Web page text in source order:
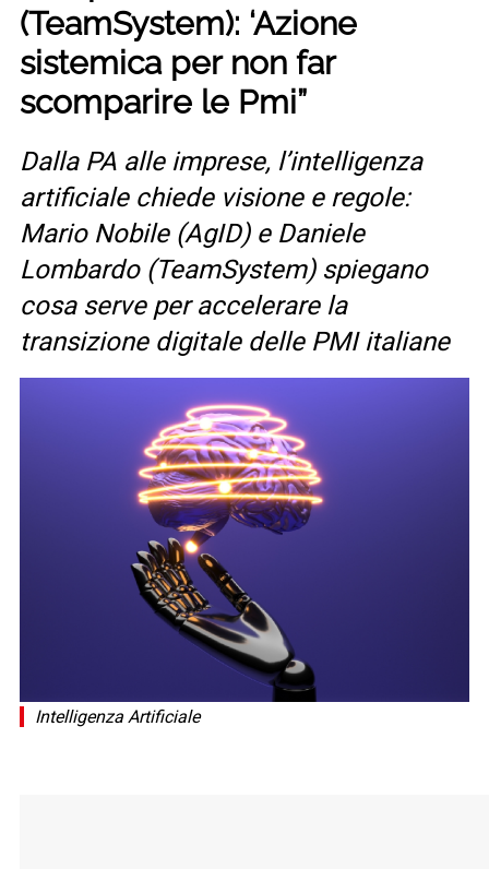
(TeamSystem): ‘Azione
sistemica per non far
scomparire le Pmi”
Dalla PA alle imprese, l’intelligenza
artificiale chiede visione e regole:
Mario Nobile (AgID) e Daniele
Lombardo (TeamSystem) spiegano
cosa serve per accelerare la
transizione digitale delle PMI italiane
Intelligenza Artificiale